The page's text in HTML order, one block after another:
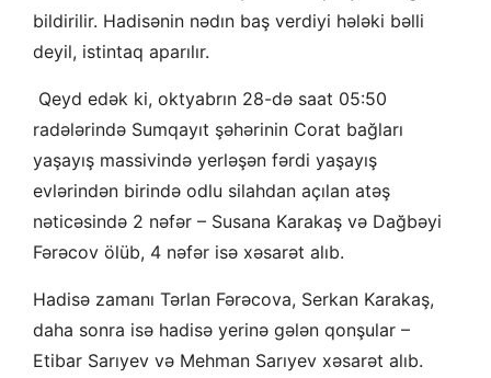
bildirilir. Hadisənin nədın baş verdiyi hələki bəlli
deyil, istintaq aparılır.
Qeyd edək ki, oktyabrın 28-də saat 05:50
radələrində Sumqayıt şəhərinin Corat bağları
yaşayış massivində yerləşən fərdi yaşayış
evlərindən birində odlu silahdan açılan atəş
nəticəsində 2 nəfər – Susana Karakaş və Dağbəyi
Fərəcov ölüb, 4 nəfər isə xəsarət alıb.
Hadisə zamanı Tərlan Fərəcova, Serkan Karakaş,
daha sonra isə hadisə yerinə gələn qonşular –
Etibar Sarıyev və Mehman Sarıyev xəsarət alıb.